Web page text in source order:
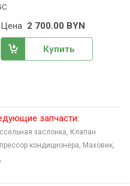
Цена 2 700.00 BYN
Купить
запчасти:
заслонка, Клапан
кондиционера, Маховик,